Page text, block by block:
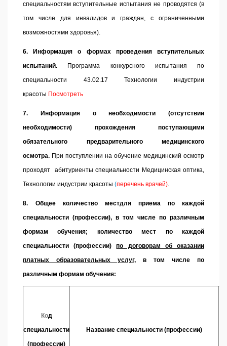
специальностям вступительные испытания не проводятся (в
том числе для инвалидов и граждан, с ограниченными
возможностями здоровья).
6. Информация о формах проведения вступительных
испытаний.
Программа конкурсного испытания по
специальности 43.02.17 Технологии индустрии
красоты Посмотреть
7.
Информация о необходимости (отсутствии
необходимости) прохождения поступающими
обязательного предварительного медицинского
осмотра. При поступлении на обучение медицинский осмотр
проходят абитуриенты специальности Медицинская оптика,
Технологии индустрии красоты (перечень врачей).
8.
Общее количество местдля приема по каждой
специальности (профессии), в том числе по различным
формам обучения; количество мест по каждой
специальности (профессии)по договорам об оказании
платных образовательных услуг, в том числе по
различным формам обучения:
Код
специальности
(профессии)
Название специальности (профессии)